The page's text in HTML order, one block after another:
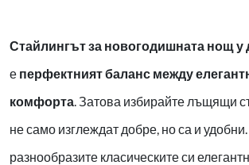
Стайлингът за новогодишната нощ у
е перфектният баланс между
комфорта . Затова избирайте лъщящи
не само изглеждат добре, но са и
разнообразите класическите си